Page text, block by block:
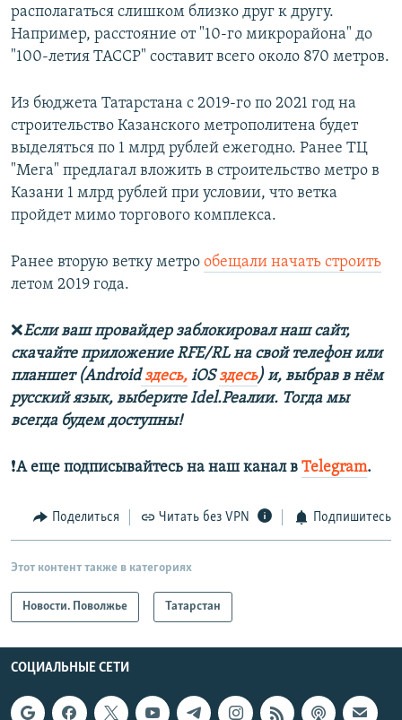
располагаться слишком близко друг к другу.
Например, расстояние от "10-го микрорайона" до
"100-летия ТАССР" составит всего около 870 метров.
Из бюджета Татарстана с 2019-го по 2021 год на
строительство Казанского метрополитена будет
выделяться по 1 млрд рублей ежегодно. Ранее ТЦ
"Мега" предлагал вложить в строительство метро в
Казани 1 млрд рублей при условии, что ветка
пройдет мимо торгового комплекса.
Ранее вторую ветку метро обещали начать строить
летом 2019 года.
❌Если ваш провайдер заблокировал наш сайт,
скачайте приложение RFE/RL на свой телефон или
планшет (Androidздесь, iOSздесь) и, выбрав в нём
русский язык, выберите Idel.Реалии. Тогда мы
всегда будем доступны!
❗️А еще подписывайтесь на наш канал в Telegram.
Поделиться Читать без VPN Подпишитесь
Этот контент также в категориях
Новости. Поволжье Татарстан
СОЦИАЛЬНЫЕ СЕТИ